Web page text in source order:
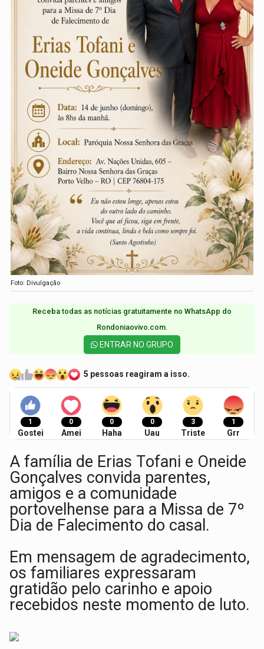
Foto: Divulgação
Receba todas as notícias gratuitamente no WhatsApp do
Rondoniaovivo.com.​
ENTRAR NO GRUPO
5 pessoas reagiram a isso.
1
Gostei
0
Amei
0
Haha
0
Uau
3
Triste
1
Grr
A família de Erias Tofani e Oneide
Gonçalves convida parentes,
amigos e a comunidade
portovelhense para a Missa de 7º
Dia de Falecimento do casal.
Em mensagem de agradecimento,
os familiares expressaram
gratidão pelo carinho e apoio
recebidos neste momento de luto.